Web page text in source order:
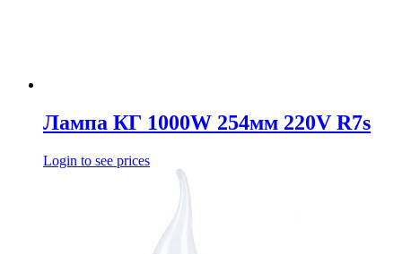
Лампа КГ 1000W 254мм 220V R7s
Login to see prices